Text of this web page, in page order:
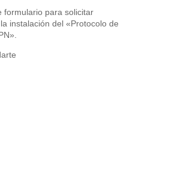
formulario para solicitar
instalación del «Protocolo de